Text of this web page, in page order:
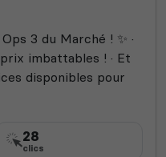
Publicité
Rencontre
Semi-RP
Technologie
3 du Marché ! ✨ ·
imbattables ! · Et
disponibles pour
28
clics